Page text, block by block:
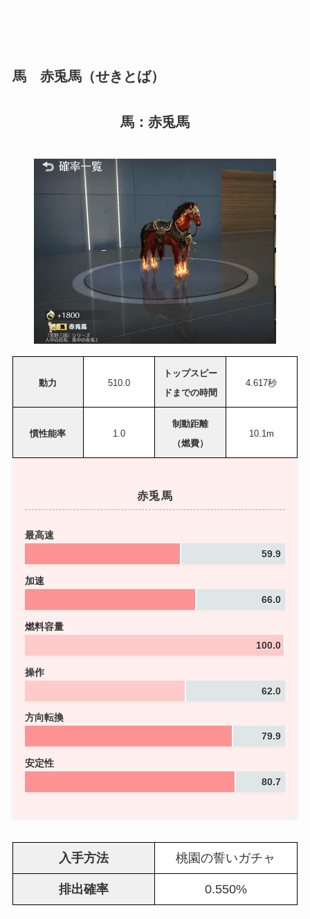
馬 赤兎馬（せきとば）
馬：赤兎馬
動力 510.0
トップスピー
ドまでの時間
4.617秒
慣性能率 1.0
制動距離
（燃費）
10.1m
赤兎馬
最高速
59.9
加速
66.0
燃料容量
100.0
操作
62.0
方向転換
79.9
安定性
80.7
入手方法 桃園の誓いガチャ
排出確率 0.550%